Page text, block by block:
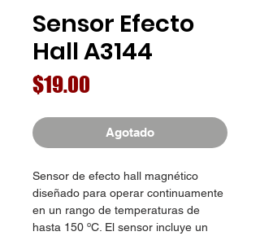
Sensor Efecto
Hall A3144
$19.00
Agotado
Sensor de efecto hall magnético
diseñado para operar continuamente
en un rango de temperaturas de
hasta 150 ºC. El sensor incluye un